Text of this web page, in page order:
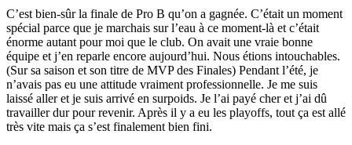
C’est bien-sûr la finale de Pro B qu’on a gagnée. C’était un moment
spécial parce que je marchais sur l’eau à ce moment-là et c’était
énorme autant pour moi que le club. On avait une vraie bonne
équipe et j’en reparle encore aujourd’hui. Nous étions intouchables.
(Sur sa saison et son titre de MVP des Finales) Pendant l’été, je
n’avais pas eu une attitude vraiment professionnelle. Je me suis
laissé aller et je suis arrivé en surpoids. Je l’ai payé cher et j’ai dû
travailler dur pour revenir. Après il y a eu les playoffs, tout ça est allé
très vite mais ça s’est finalement bien fini.